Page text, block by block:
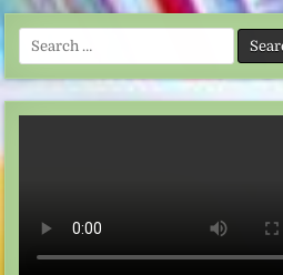
Search
for: